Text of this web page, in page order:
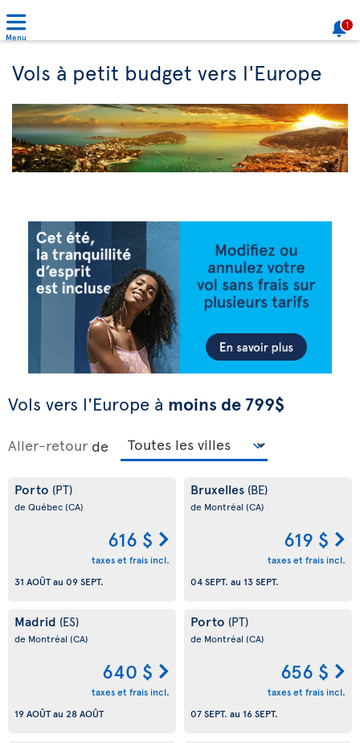
Menu
1
Vols à petit budget vers l'Europe
Vols vers l'Europe à moins de 799$
Aller-retour de
Porto (PT)
de Québec(CA)
616 $
taxes et frais incl.
31 AOÛTau 09 SEPT.
Bruxelles (BE)
de Montréal (CA)
619 $
taxes et frais incl.
04 SEPT. au 13 SEPT.
Madrid (ES)
de Montréal (CA)
640 $
taxes et frais incl.
19 AOÛTau 28 AOÛT
Porto (PT)
de Montréal (CA)
656 $
taxes et frais incl.
07 SEPT. au 16 SEPT.